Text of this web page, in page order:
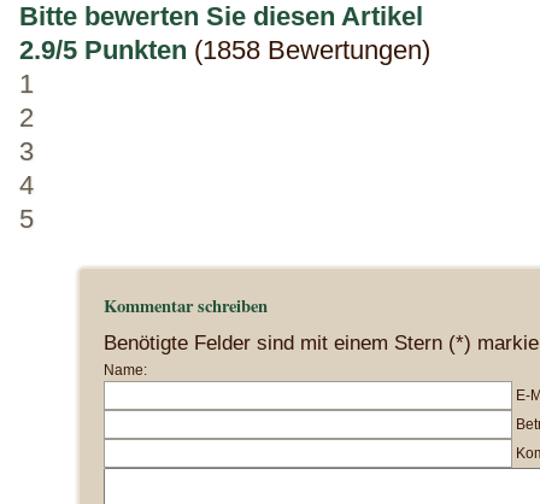
Bitte bewerten Sie diesen Artikel
2.9/5 Punkten (1858 Bewertungen)
1
2
3
4
5
Kommentar schreiben
Benötigte Felder sind mit einem Stern (*)
Name:
E-